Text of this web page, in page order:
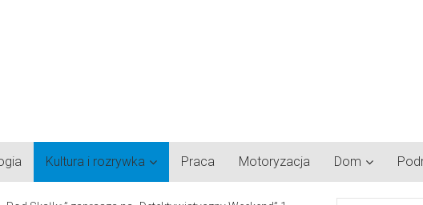
Kultura i rozrywka Praca Motoryzacja Dom